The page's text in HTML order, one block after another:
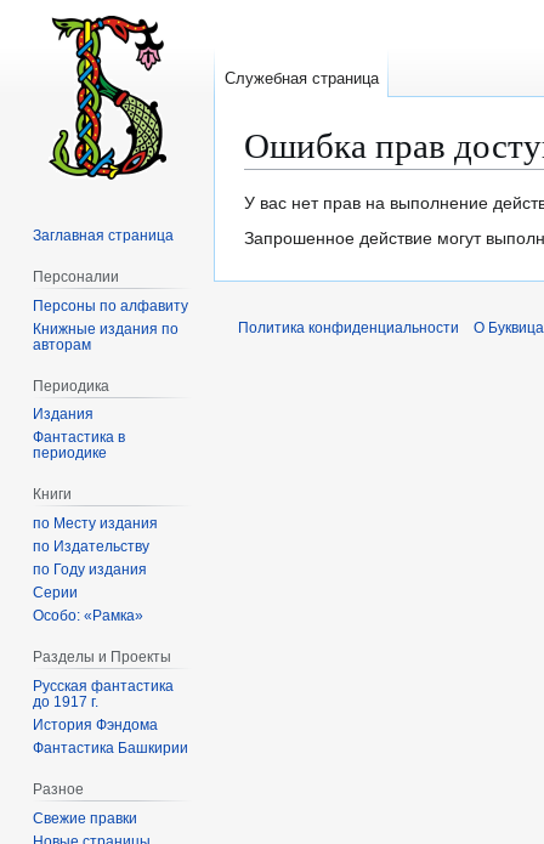
Ошибка прав
Перейти
к
Перейти
к
У вас нет прав на выполнение
Запрошенное действие могут
Служебная страница
Заглавная страница
Персоналии
Персоны по алфавиту
Книжные издания по
авторам
Периодика
Издания
Фантастика в
периодике
Книги
по Месту издания
по Издательству
по Году издания
Серии
Особо: «Рамка»
Разделы и Проекты
Русская фантастика
до 1917 г.
История Фэндома
Фантастика Башкирии
Разное
Свежие правки
Политика конфиденциальности О Буквица